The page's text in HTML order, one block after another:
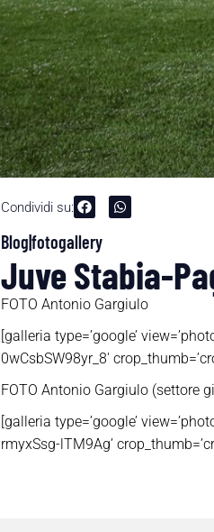
Condividi su:
Blog|fotogallery
Juve Stabia-
FOTO Antonio Gargiulo
[galleria type=’google’
0wCsbSW98yr_8′
FOTO Antonio Gargiulo (settore
[galleria type=’google’
rmyxSsg-lTM9Ag’